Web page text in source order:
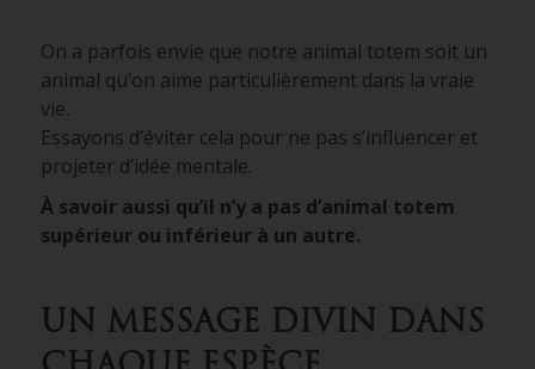
On a parfois envie que notre animal totem soit un
animal qu’on aime particulièrement dans la vraie
vie.
Essayons d’éviter cela pour ne pas s’influencer et
projeter d’idée mentale.
À savoir aussi qu’il n’y a pas d’animal totem
supérieur ou inférieur à un autre.
UN MESSAGE DIVIN DANS